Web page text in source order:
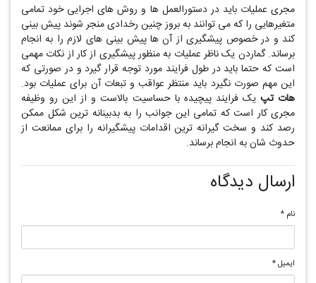
مجری عملیات باید در دستورالعمل ها و روش های اجرایی خود تمامی
متغیرهایی را که می توانند به بروز چنین رخدادی منجر شوند پیش بینی
کند و در خصوص پیشگیری از آن ها پیش بینی های لازم را به انجام
برساند. گماردن یک ناظر عملیات به منظور پیشگیری از کار از نکات مهمی
است که حتما باید در طول فرایند مورد توجه قرار گیرد و در صورتی که
این مهم صورت نگیرد باید منتظر عواقب و تبعات آن برای عملیات بود.
هات تپ یک فرایند پیچیده با حساسیت بالاست و از این رو وظیفه
مجری کار است که تمامی این جوانب را به بدبینانه ترین شکل ممکن
رصد کند و سخت گیرانه ترین اقدامات پیشگیرانه را برای ممانعت از
حدوث شان به انجام برساند.
ارسال دیدگاه
نام *
ایمیل*